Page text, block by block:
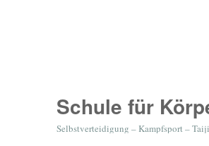
Schule für
Selbstverteidigung – Kampfsport –